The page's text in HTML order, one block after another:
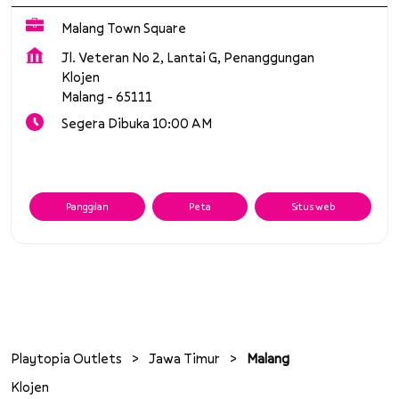
Malang Town Square
Jl. Veteran No 2, Lantai G, Penanggungan
Klojen
Malang - 65111
Segera Dibuka 10:00 AM
Panggilan Peta Situs web
Playtopia Outlets Jawa Timur
Malang
Klojen